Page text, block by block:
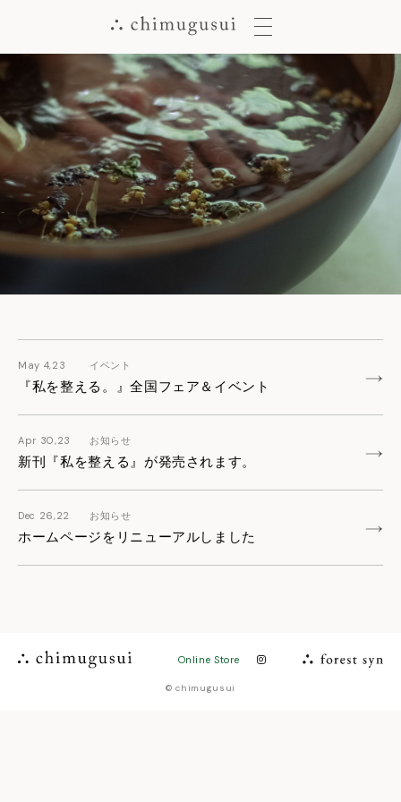
メ
ュ
ボ
タ
ン
May 4,23 イベント
『私を整える。』全国フェア＆イベント
Apr 30,23 お知らせ
新刊『私を整える』が発売されます。
Dec 26,22 お知らせ
ホームページをリニューアルしました
Online Store
© chimugusui